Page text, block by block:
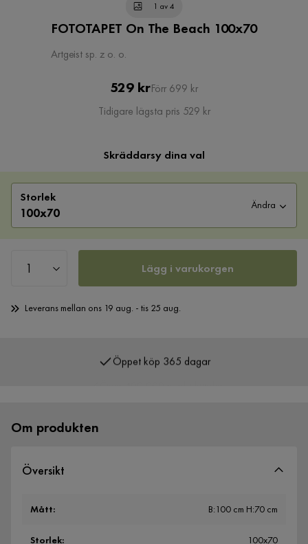
1 av 4
FOTOTAPET On The Beach 100x70
Artgeist sp. z o. o.
Pris
529 krOriginal
Pris
Förr 699 kr
Tidigare lägsta pris 529 kr
Skräddarsy dina val
Storlek
100x70
Ändra
Lägg i varukorgen
Leverans mellan ons 19 aug. - tis 25 aug.
Över 400 000 nöjda kunder
Om produkten
Översikt
Mått: B:100 cm H:70 cm
Storlek: 100x70